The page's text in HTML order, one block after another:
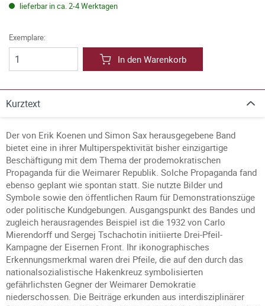
lieferbar in ca. 2-4 Werktagen
Exemplare:
In den Warenkorb
Kurztext
Der von Erik Koenen und Simon Sax herausgegebene Band
bietet eine in ihrer Multiperspektivität bisher einzigartige
Beschäftigung mit dem Thema der prodemokratischen
Propaganda für die Weimarer Republik. Solche Propaganda fand
ebenso geplant wie spontan statt. Sie nutzte Bilder und
Symbole sowie den öffentlichen Raum für Demonstrationszüge
oder politische Kundgebungen. Ausgangspunkt des Bandes und
zugleich herausragendes Beispiel ist die 1932 von Carlo
Mierendorff und Sergej Tschachotin initiierte Drei-Pfeil-
Kampagne der Eisernen Front. Ihr ikonographisches
Erkennungsmerkmal waren drei Pfeile, die auf den durch das
nationalsozialistische Hakenkreuz symbolisierten
gefährlichsten Gegner der Weimarer Demokratie
niederschossen. Die Beiträge erkunden aus interdisziplinärer